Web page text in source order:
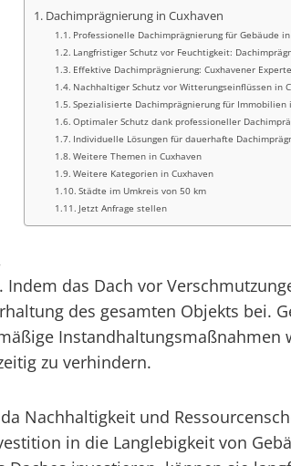
Dachimprägnierung in Cuxhaven
Professionelle Dachimprägnierung für Gebäude
Langfristiger Schutz vor Feuchtigkeit:
Effektive Dachimprägnierung: Cuxhavener
Nachhaltiger Schutz vor Witterungseinflüssen in
Spezialisierte Dachimprägnierung für Immobilien
Optimaler Schutz dank professioneller
Individuelle Lösungen für dauerhafte
Weitere Themen in Cuxhaven
Weitere Kategorien in Cuxhaven
Städte im Umkreis von 50 km
Jetzt Anfrage stellen
das Dach vor
des gesamten Objekts bei.
Instandhaltungsmaßnahmen
zu verhindern.
Nachhaltigkeit und
in die Langlebigkeit von